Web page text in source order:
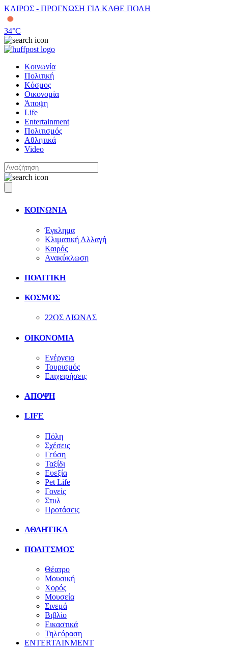
ΚΑΙΡΟΣ - ΠΡΟΓΝΩΣΗ ΓΙΑ ΚΑΘΕ ΠΟΛΗ
34°C
Κοινωνία
Πολιτική
Κόσμος
Οικονομία
Άποψη
Life
Entertainment
Πολιτισμός
Αθλητικά
Video
ΚΟΙΝΩΝΙΑ
Έγκλημα
Κλιματική Αλλαγή
Καιρός
Ανακύκλωση
ΠΟΛΙΤΙΚΗ
ΚΟΣΜΟΣ
22ΟΣ ΑΙΩΝΑΣ
ΟΙΚΟΝΟΜΙΑ
Ενέργεια
Τουρισμός
Επιχειρήσεις
ΑΠΟΨΗ
LIFE
Πόλη
Σχέσεις
Γεύση
Ταξίδι
Ευεξία
Pet Life
Γονείς
Στυλ
Προτάσεις
ΑΘΛΗΤΙΚΑ
ΠΟΛΙΤΣΜΟΣ
Θέατρο
Μουσική
Χορός
Μουσεία
Σινεμά
Βιβλίο
Εικαστικά
Τηλεόραση
ENTERTAINMENT